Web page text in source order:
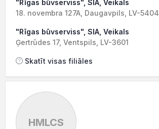
"Rīgas būvserviss", SIA, Veikals
18. novembra 127A, Daugavpils, LV-5404
"Rīgas būvserviss", SIA, Veikals
Ģertrūdes 17, Ventspils, LV-3601
Skatīt visas filiāles
HMLCS